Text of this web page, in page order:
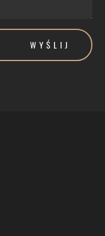
WYŚLIJ